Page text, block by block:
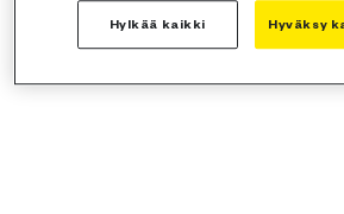
Hylkää kaikki Hyväksy